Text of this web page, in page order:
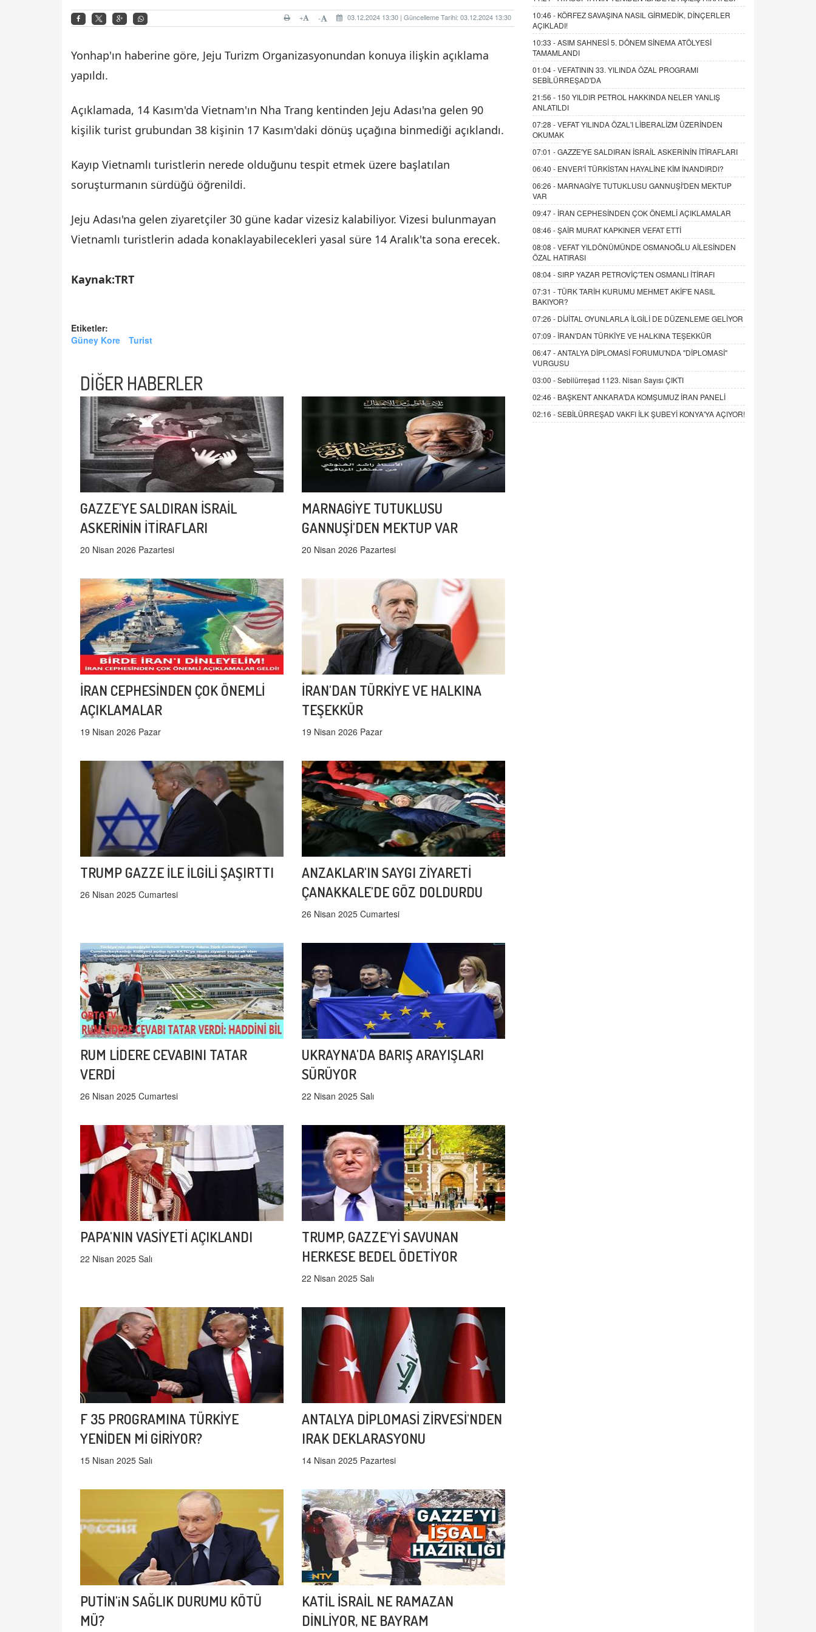
03.12.2024 13:30 | Güncelleme Tarihi: 03.12.2024 13:30
-
+
Yonhap'ın haberine göre, Jeju Turizm Organizasyonundan konuya ilişkin açıklama
yapıldı.
Açıklamada, 14 Kasım'da Vietnam'ın Nha Trang kentinden Jeju Adası'na gelen 90
kişilik turist grubundan 38 kişinin 17 Kasım'daki dönüş uçağına binmediği açıklandı.
Kayıp Vietnamlı turistlerin nerede olduğunu tespit etmek üzere başlatılan
soruşturmanın sürdüğü öğrenildi.
Jeju Adası'na gelen ziyaretçiler 30 güne kadar vizesiz kalabiliyor. Vizesi bulunmayan
Vietnamlı turistlerin adada konaklayabilecekleri yasal süre 14 Aralık'ta sona erecek.
Kaynak:TRT
Etiketler:
Güney Kore
Turist
DİĞER HABERLER
GAZZE'YE SALDIRAN İSRAİL
ASKERİNİN İTİRAFLARI
20 Nisan 2026 Pazartesi
MARNAGİYE TUTUKLUSU
GANNUŞİ'DEN MEKTUP VAR
20 Nisan 2026 Pazartesi
İRAN CEPHESİNDEN ÇOK ÖNEMLİ
AÇIKLAMALAR
19 Nisan 2026 Pazar
İRAN'DAN TÜRKİYE VE HALKINA
TEŞEKKÜR
19 Nisan 2026 Pazar
TRUMP GAZZE İLE İLGİLİ ŞAŞIRTTI
26 Nisan 2025 Cumartesi
ANZAKLAR'IN SAYGI ZİYARETİ
ÇANAKKALE'DE GÖZ DOLDURDU
26 Nisan 2025 Cumartesi
RUM LİDERE CEVABINI TATAR
VERDİ
26 Nisan 2025 Cumartesi
UKRAYNA'DA BARIŞ ARAYIŞLARI
SÜRÜYOR
22 Nisan 2025 Salı
PAPA'NIN VASİYETİ AÇIKLANDI
22 Nisan 2025 Salı
TRUMP, GAZZE'Yİ SAVUNAN
HERKESE BEDEL ÖDETİYOR
22 Nisan 2025 Salı
F 35 PROGRAMINA TÜRKİYE
YENİDEN Mİ GİRİYOR?
15 Nisan 2025 Salı
ANTALYA DİPLOMASİ ZİRVESİ'NDEN
IRAK DEKLARASYONU
14 Nisan 2025 Pazartesi
PUTİN'iN SAĞLIK DURUMU KÖTÜ
MÜ?
KATİL İSRAİL NE RAMAZAN
DİNLİYOR, NE BAYRAM
10:46 - KÖRFEZ SAVAŞINA NASIL GİRMEDİK, DİNÇERLER
AÇIKLADI!
10:33 -ASIM SAHNESİ 5. DÖNEM SİNEMA ATÖLYESİ
TAMAMLANDI
01:04 -VEFATININ 33. YILINDA ÖZAL PROGRAMI
SEBİLÜRREŞAD'DA
21:56 - 150 YILDIR PETROL HAKKINDA NELER YANLIŞ
ANLATILDI
07:28 -VEFAT YILINDA ÖZAL'I LİBERALİZM ÜZERİNDEN
OKUMAK
07:01 -GAZZE'YE SALDIRAN İSRAİL ASKERİNİN İTİRAFLARI
06:40 - ENVER'İ TÜRKİSTAN HAYALİNE KİM İNANDIRDI?
06:26 - MARNAGİYE TUTUKLUSU GANNUŞİ'DEN MEKTUP
VAR
09:47 - İRAN CEPHESİNDEN ÇOK ÖNEMLİ AÇIKLAMALAR
08:46 -ŞAİR MURAT KAPKINER VEFAT ETTİ
08:08 -VEFAT YILDÖNÜMÜNDE OSMANOĞLU AİLESİNDEN
ÖZAL HATIRASI
08:04 -SIRP YAZAR PETROVİÇ'TEN OSMANLI İTİRAFI
07:31 -TÜRK TARİH KURUMU MEHMET AKİF'E NASIL
BAKIYOR?
07:26 - DİJİTAL OYUNLARLA İLGİLİ DE DÜZENLEME GELİYOR
07:09 - İRAN'DAN TÜRKİYE VE HALKINA TEŞEKKÜR
06:47 -ANTALYA DİPLOMASİ FORUMU'NDA "DİPLOMASİ"
VURGUSU
03:00 -Sebilürreşad 1123. Nisan Sayısı ÇIKTI
02:46 - BAŞKENT ANKARA'DA KOMŞUMUZ İRAN PANELİ
02:16 -SEBİLÜRREŞAD VAKFI İLK ŞUBEYİ KONYA'YA AÇIYOR!